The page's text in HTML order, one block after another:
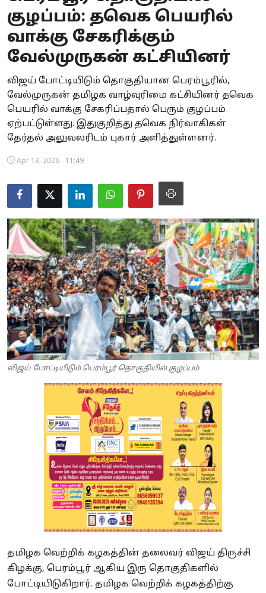
Business
Crime
National
World
Weather
Politics
குழப்பம்: தவெக பெயரில்
வாக்கு சேகரிக்கும்
வேல்முருகன் கட்சியினர்
விஜய் போட்டியிடும் தொகுதியான பெரம்பூரில்,
வேல்முருகன் தமிழக வாழ்வுரிமை கட்சியினர் தவெக
பெயரில் வாக்கு சேகரிப்பதால் பெரும் குழப்பம்
ஏற்பட்டுள்ளது. இதுகுறித்து தவெக நிர்வாகிகள்
தேர்தல் அலுவலரிடம் புகார் அளித்துள்ளனர்.
Apr 13, 2026 - 11:49
விஜய் போட்டியிடும் பெரம்பூர் தொகுதியில் குழப்பம்
தமிழக வெற்றிக் கழகத்தின் தலைவர் விஜய் திருச்சி
கிழக்கு, பெரம்பூர் ஆகிய இரு தொகுதிகளில்
போட்டியிடுகிறார். தமிழக வெற்றிக் கழகத்திற்கு